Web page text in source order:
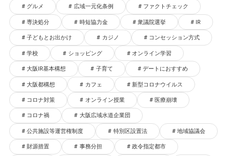
グルメ 広域一元化条例 ファクトチェック
専決処分 時短協力金 衆議院選挙 IR
子どもとお出かけ カジノ コンセッション方式
学校 ショッピング オンライン学習
大阪IR基本構想 子育て デートにおすすめ
大阪都構想 カフェ 新型コロナウイルス
コロナ対策 オンライン授業 医療崩壊
コロナ禍 大阪広域水道企業団
公共施設等運営権制度 特別区設置法 地域協議会
財源措置 事務分担 政令指定都市